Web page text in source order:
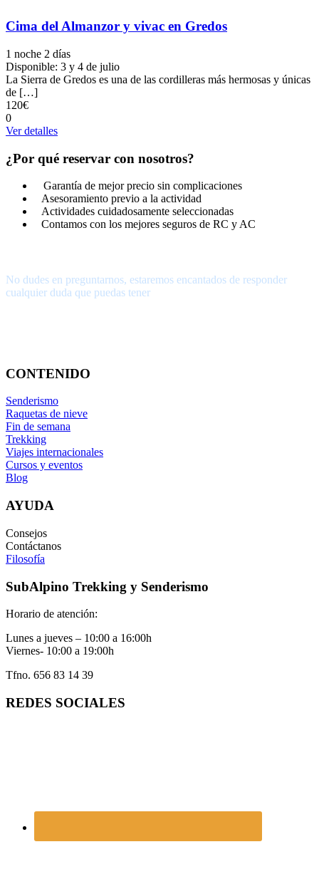
Cima del Almanzor y vivac en Gredos
1 noche 2 días
Disponible: 3 y 4 de julio
La Sierra de Gredos es una de las cordilleras más hermosas y únicas
de […]
120€
0
Ver detalles
¿Por qué reservar con nosotros?
Garantía de mejor precio sin complicaciones
Asesoramiento previo a la actividad
Actividades cuidadosamente seleccionadas
Contamos con los mejores seguros de RC y AC
No dudes en preguntarnos, estaremos encantados de responder
cualquier duda que puedas tener
CONTENIDO
Senderismo
Raquetas de nieve
Fin de semana
Trekking
Viajes internacionales
Cursos y eventos
Blog
AYUDA
Consejos
Contáctanos
Filosofía
SubAlpino Trekking y Senderismo
Horario de atención:
Lunes a jueves – 10:00 a 16:00h
Viernes- 10:00 a 19:00h
Tfno. 656 83 14 39
REDES SOCIALES